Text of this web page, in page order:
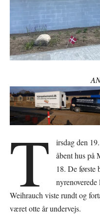
T
irsdag den
åbent hus
18. De første
Weihrauch viste rundt og
været otte år undervejs.